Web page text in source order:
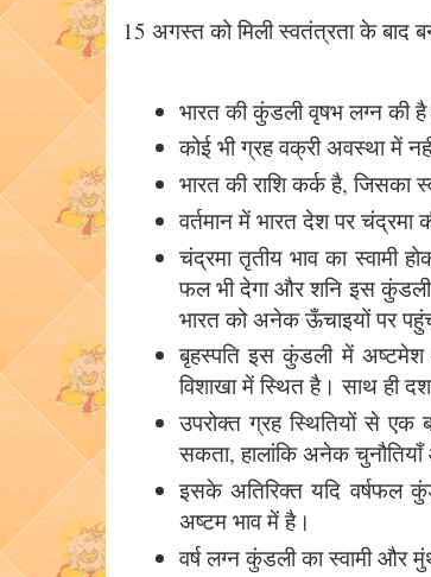
15 अगस्त को मिली स्वतंत्रता के बाद
भारत की कुंडली वृषभ लग्न की
कोई भी ग्रह वक्री अवस्था में
भारत की राशि कर्क है, जिसका
वर्तमान में भारत देश पर चंद्रमा
चंद्रमा तृतीय भाव का स्वामी
फल भी देगा और शनि इस
भारत को अनेक ऊँचाइयों पर
बृहस्पति इस कुंडली में अष्टमेश
विशाखा में स्थित है। साथ ही
उपरोक्त ग्रह स्थितियों से एक
सकता, हालांकि अनेक
इसके अतिरिक्त यदि वर्षफल
अष्टम भाव में है।
वर्ष लग्न कुंडली का स्वामी और